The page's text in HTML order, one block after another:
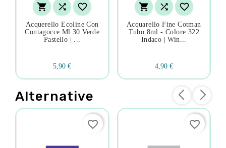
  
Acquerello Ecoline Con
Contagocce Ml.30 Verde
Pastello | ...
5,90 €
  
Acquarello Fine Cotman
Tubo 8ml - Colore 322
Indaco | Win...
4,90 €
Alternative
favorite_border favorite_border